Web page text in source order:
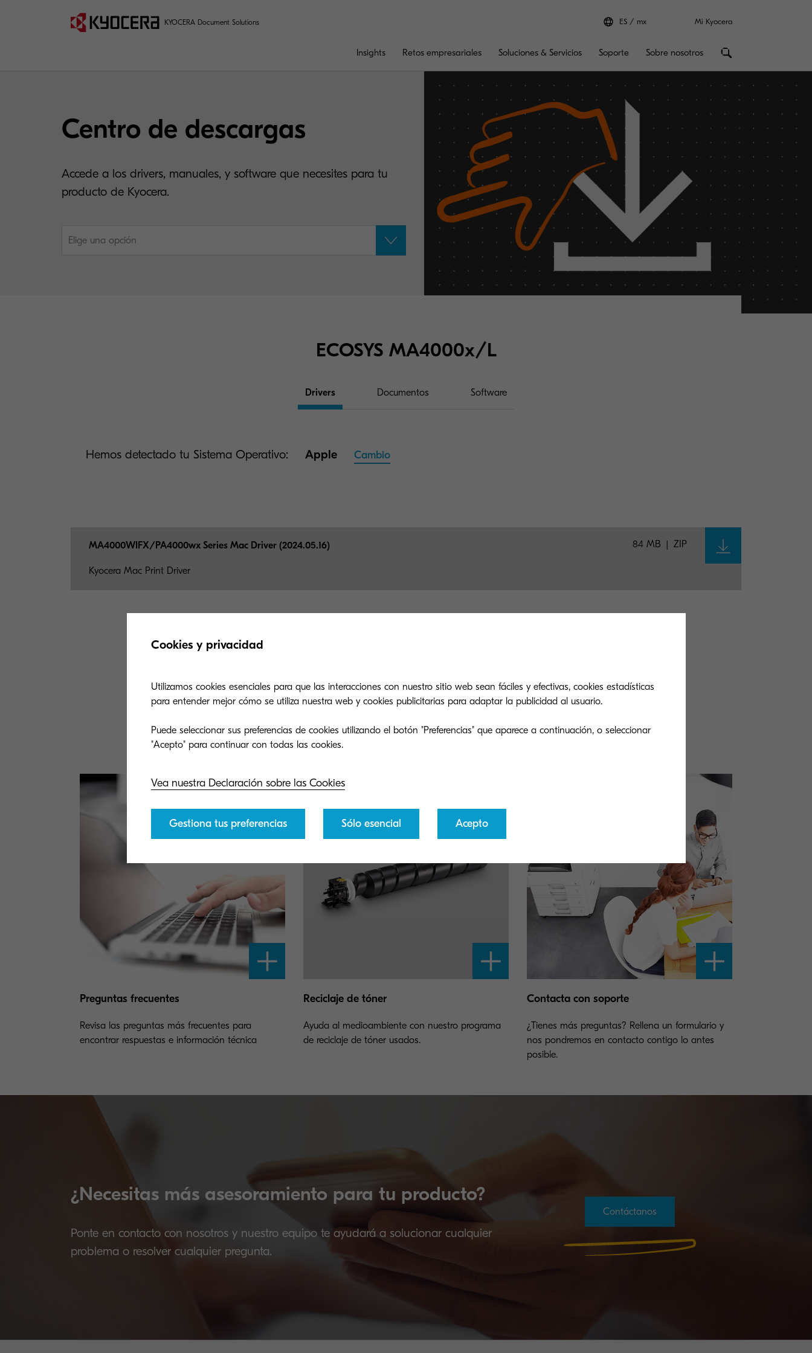
KYOCERA Document Solutions ES mx Mi Kyocera
Insights Retos empresariales Soluciones & Servicios Soporte Sobre nosotros
Centro de descargas
Accede a los drivers, manuales, y software que necesites para tu
producto de Kyocera.
Elige una opción
ECOSYS MA4000x/L
Drivers Documentos Software
Hemos detectado tu Sistema Operativo: Apple Cambio
MA4000WIFX/PA4000wx Series Mac Driver (2024.05.16) 84 MB ZIP
Kyocera Mac Print Driver
Nuestro equipo de soporte es tan eficiente como nuestras soluciones.
Explora cómo podemos ofrecerte asistencia para tu producto
Preguntas frecuentes
Revisa las preguntas más frecuentes para
encontrar respuestas e información técnica
Reciclaje de tóner
Ayuda al medioambiente con nuestro programa
de reciclaje de tóner usados.
Contacta con soporte
¿Tienes más preguntas? Rellena un formulario y
nos pondremos en contacto contigo lo antes
posible.
¿Necesitas más asesoramiento para tu producto?
Ponte en contacto con nosotros y nuestro equipo te ayudará a solucionar cualquier
problema o resolver cualquier pregunta.
Contáctanos
Cookies y privacidad
Utilizamos cookies esenciales para que las interacciones con nuestro sitio web sean fáciles y efectivas, cookies estadísticas
para entender mejor cómo se utiliza nuestra web y cookies publicitarias para adaptar la publicidad al usuario.
Puede seleccionar sus preferencias de cookies utilizando el botón "Preferencias" que aparece a continuación, o seleccionar
"Acepto" para continuar con todas las cookies.
Vea nuestra Declaración sobre las Cookies
Gestiona tus preferencias Sólo esencial Acepto